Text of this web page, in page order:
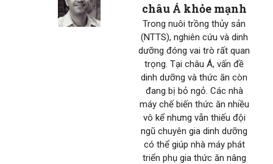
châu Á khỏe mạnh
Trong nuôi trồng thủy sản
(NTTS), nghiên cứu và dinh
dưỡng đóng vai trò rất quan
trọng. Tại châu Á, vấn đề
dinh dưỡng và thức ăn còn
đang bị bỏ ngỏ. Các nhà
máy chế biến thức ăn nhiều
vô kể nhưng vẫn thiếu đội
ngũ chuyên gia dinh dưỡng
có thể giúp nhà máy phát
triển phụ gia thức ăn nâng